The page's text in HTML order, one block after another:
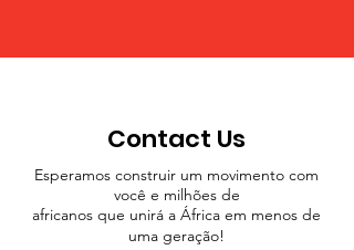
Contact Us
Esperamos construir um movimento com
você e milhões de
africanos que unirá a África em menos de
uma geração!